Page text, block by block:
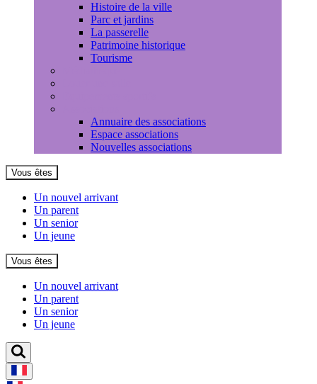
Histoire de la ville
Parc et jardins
La passerelle
Patrimoine historique
Tourisme
Annuaire des associations
Espace associations
Nouvelles associations
Vous êtes
Un nouvel arrivant
Un parent
Un senior
Un jeune
Vous êtes
Un nouvel arrivant
Un parent
Un senior
Un jeune